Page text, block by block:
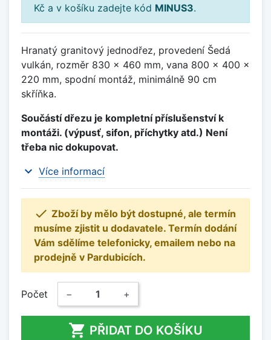
Kč a v košíku zadejte kód MINUS3.
Hranatý granitový jednodřez, provedení Šedá
vulkán, rozměr 830 x 460 mm, vana 800 x 400 x
220 mm, spodní montáž, minimálně 90 cm
skříňka.
Součástí dřezu je kompletní příslušenství k
montáži. (výpusť, sifon, příchytky atd.) Není
třeba nic dokupovat.
expand_more Více informací
 Zboží by mělo být dostupné, ale termín
musíme zjistit u dodavatele. Termín dodání
Vám sdělíme telefonicky, emailem nebo na
prodejně v Pardubicích.
Počet − +
 PŘIDAT DO KOŠÍKU